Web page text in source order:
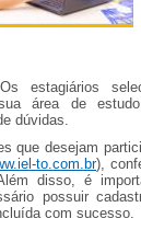
estagiários
área de
dúvidas.
que desejam
to.com.br),
disso, é
possuir
com sucesso.